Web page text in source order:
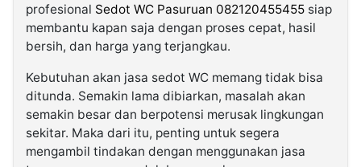
profesional Sedot WC Pasuruan 082120455455 siap
membantu kapan saja dengan proses cepat, hasil
bersih, dan harga yang terjangkau.
Kebutuhan akan jasa sedot WC memang tidak bisa
ditunda. Semakin lama dibiarkan, masalah akan
semakin besar dan berpotensi merusak lingkungan
sekitar. Maka dari itu, penting untuk segera
mengambil tindakan dengan menggunakan jasa